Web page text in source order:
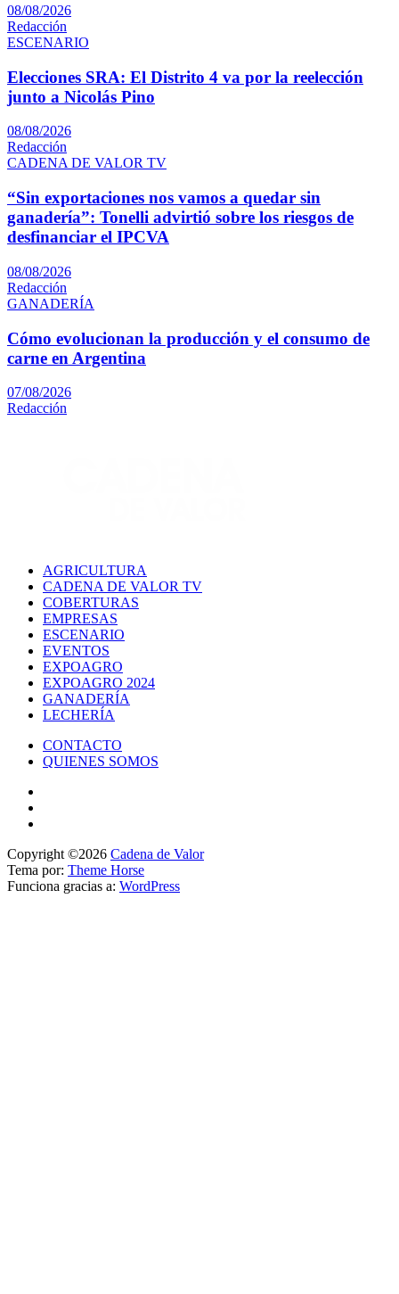
08/08/2026
Redacción
ESCENARIO
Elecciones SRA: El Distrito 4 va por la reelección
junto a Nicolás Pino
08/08/2026
Redacción
CADENA DE VALOR TV
“Sin exportaciones nos vamos a quedar sin
ganadería”: Tonelli advirtió sobre los riesgos de
desfinanciar el IPCVA
08/08/2026
Redacción
GANADERÍA
Cómo evolucionan la producción y el consumo de
carne en Argentina
07/08/2026
Redacción
AGRICULTURA
CADENA DE VALOR TV
COBERTURAS
EMPRESAS
ESCENARIO
EVENTOS
EXPOAGRO
EXPOAGRO 2024
GANADERÍA
LECHERÍA
CONTACTO
QUIENES SOMOS
Copyright ©2026 Cadena de Valor
Tema por: Theme Horse
Funciona gracias a: WordPress